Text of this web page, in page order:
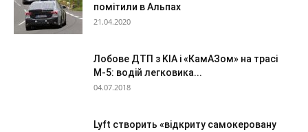
помітили в Альпах
21.04.2020
Лобове ДТП з KIA і «КамАЗом» на трасі
М-5: водій легковика...
04.07.2018
Lyft створить «відкриту самокеровану